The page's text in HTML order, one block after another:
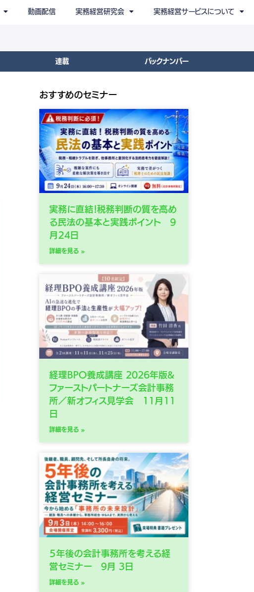
動画配信 実務経営研究会 実務経営サービスについて
連載 バックナンバー
おすすめのセミナー
実務に直結！税務判断の質を高め
る民法の基本と実践ポイント 9
月24日
詳細を見る »
経理BPO養成講座 2026年版&
ファーストパートナーズ会計事務
所／新オフィス見学会 11月11
日
詳細を見る »
５年後の会計事務所を考える経
営セミナー 9月 3日
詳細を見る »